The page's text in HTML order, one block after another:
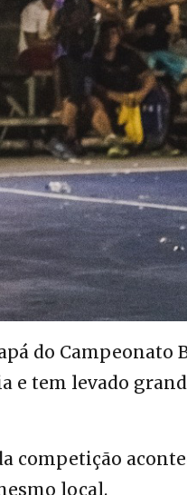
do Campeonato
e tem levado
competição
local.